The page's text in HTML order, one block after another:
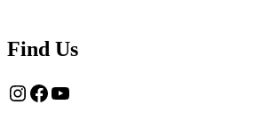
Find Us
Instagram
Facebook
YouTube